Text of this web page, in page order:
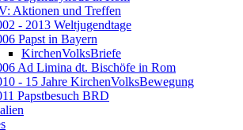
Aktionen und Treffen
- 2013 Weltjugendtage
Papst in Bayern
KirchenVolksBriefe
Ad Limina dt. Bischöfe in Rom
- 15 Jahre KirchenVolksBewegung
Papstbesuch BRD